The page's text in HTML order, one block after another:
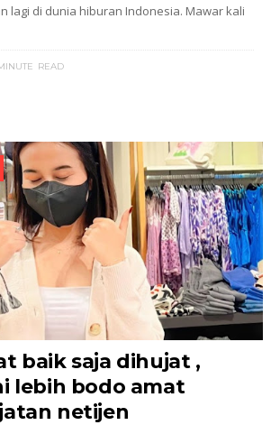
lagi di dunia hiburan Indonesia. Mawar kali
READ
baik saja dihujat ,
lebih bodo amat
netijen